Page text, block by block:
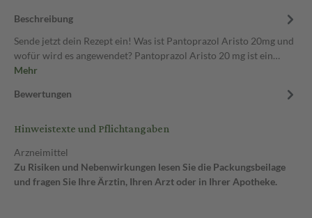
Beschreibung
Sende jetzt dein Rezept ein! Was ist Pantoprazol Aristo 20mg und
wofür wird es angewendet? Pantoprazol Aristo 20 mg ist ein…
Mehr
Bewertungen
Hinweistexte und Pflichtangaben
Arzneimittel
Zu Risiken und Nebenwirkungen lesen Sie die Packungsbeilage
und fragen Sie Ihre Ärztin, Ihren Arzt oder in Ihrer Apotheke.